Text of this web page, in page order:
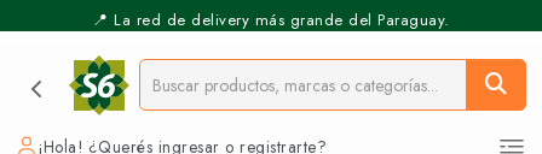
📍 La red de delivery más grande del Paraguay.
¡Hola! ¿Querés ingresar o registrarte?